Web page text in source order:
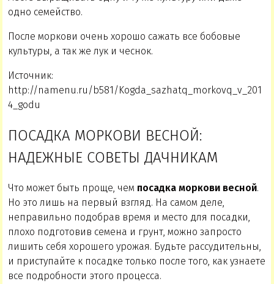
одно семейство.
После моркови очень хорошо сажать все бобовые
культуры, а так же лук и чеснок.
Источник:
http://namenu.ru/b581/Kogda_sazhatq_morkovq_v_201
4_godu
ПОСАДКА МОРКОВИ ВЕСНОЙ:
НАДЕЖНЫЕ СОВЕТЫ ДАЧНИКАМ
Что может быть проще, чем посадка моркови весной.
Но это лишь на первый взгляд. На самом деле,
неправильно подобрав время и место для посадки,
плохо подготовив семена и грунт, можно запросто
лишить себя хорошего урожая. Будьте рассудительны,
и приступайте к посадке только после того, как узнаете
все подробности этого процесса.